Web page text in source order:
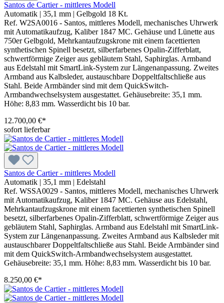
Santos de Cartier - mittleres Modell
Automatik | 35,1 mm | Gelbgold 18 Kt.
Ref. W2SA0016 - Santos, mittleres Modell, mechanisches Uhrwerk
mit Automatikaufzug, Kaliber 1847 MC. Gehäuse und Lünette aus
750er Gelbgold, Mehrkantaufzugskrone mit einem facettierten
synthetischen Spinell besetzt, silberfarbenes Opalin-Zifferblatt,
schwertförmige Zeiger aus gebläutem Stahl, Saphirglas. Armband
aus Edelstahl mit SmartLink-System zur Längenanpassung. Zweites
Armband aus Kalbsleder, austauschbare Doppeltfaltschließe aus
Stahl. Beide Armbänder sind mit dem QuickSwitch-
Armbandwechselsystem ausgestattet. Gehäusebreite: 35,1 mm.
Höhe: 8,83 mm. Wasserdicht bis 10 bar.
12.700,00 €*
sofort lieferbar
Santos de Cartier - mittleres Modell
Automatik | 35,1 mm | Edelstahl
Ref. WSSA0029 - Santos, mittleres Modell, mechanisches Uhrwerk
mit Automatikaufzug, Kaliber 1847 MC. Gehäuse aus Edelstahl,
Mehrkantaufzugskrone mit einem facettierten synthetischen Spinell
besetzt, silberfarbenes Opalin-Zifferblatt, schwertförmige Zeiger aus
gebläutem Stahl, Saphirglas. Armband aus Edelstahl mit SmartLink-
System zur Längenanpassung. Zweites Armband aus Kalbsleder mit
austauschbarer Doppeltfaltschließe aus Stahl. Beide Armbänder sind
mit dem QuickSwitch-Armbandwechselsystem ausgestattet.
Gehäusebreite: 35,1 mm. Höhe: 8,83 mm. Wasserdicht bis 10 bar.
8.250,00 €*